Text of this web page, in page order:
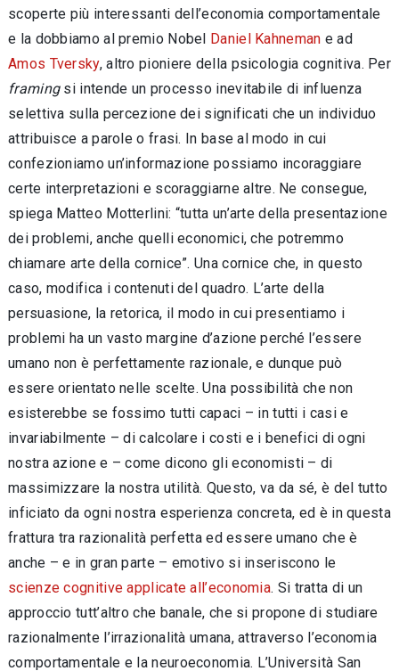
scoperte più interessanti dell’economia comportamentale
e la dobbiamo al premio Nobel Daniel Kahneman e ad
Amos Tversky, altro pioniere della psicologia cognitiva. Per
framingsi intende un processo inevitabile di influenza
selettiva sulla percezione dei significati che un individuo
attribuisce a parole o frasi. In base al modo in cui
confezioniamo un’informazione possiamo incoraggiare
certe interpretazioni e scoraggiarne altre. Ne consegue,
spiega Matteo Motterlini: “tutta un’arte della presentazione
dei problemi, anche quelli economici, che potremmo
chiamare arte della cornice”. Una cornice che, in questo
caso, modifica i contenuti del quadro. L’arte della
persuasione, la retorica, il modo in cui presentiamo i
problemi ha un vasto margine d’azione perché l’essere
umano non è perfettamente razionale, e dunque può
essere orientato nelle scelte. Una possibilità che non
esisterebbe se fossimo tutti capaci – in tutti i casi e
invariabilmente – di calcolare i costi e i benefici di ogni
nostra azione e – come dicono gli economisti – di
massimizzare la nostra utilità. Questo, va da sé, è del tutto
inficiato da ogni nostra esperienza concreta, ed è in questa
frattura tra razionalità perfetta ed essere umano che è
anche – e in gran parte – emotivo si inseriscono le
scienze cognitive applicate all’economia. Si tratta di un
approccio tutt’altro che banale, che si propone di studiare
razionalmente l’irrazionalità umana, attraverso l’economia
comportamentale e la neuroeconomia. L’Università San